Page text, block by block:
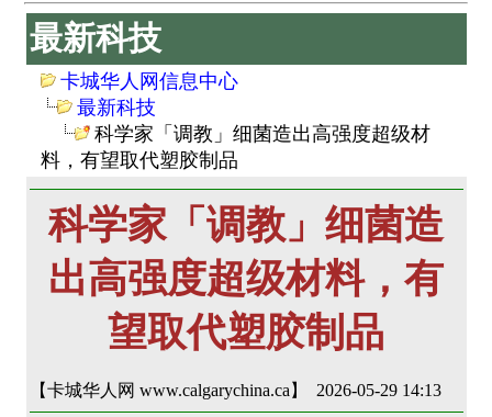
最新科技
卡城华人网信息中心
最新科技
科学家「调教」细菌造出高强度超级材
料，有望取代塑胶制品
科学家「调教」细菌造
出高强度超级材料，有
望取代塑胶制品
【卡城华人网 www.calgarychina.ca】 2026-05-29 14:13